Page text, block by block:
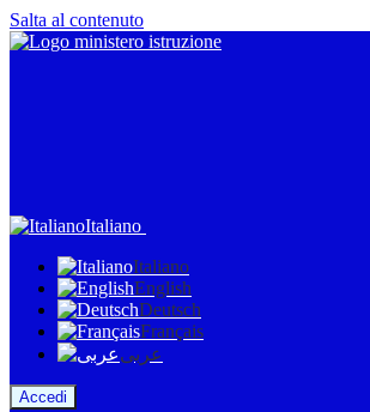
Salta al contenuto
Italiano
Italiano
English
Deutsch
Français
عربى
Accedi